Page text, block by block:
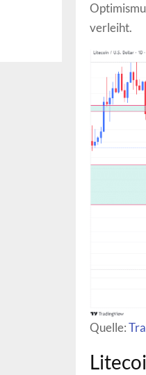
verleiht.
Quelle: